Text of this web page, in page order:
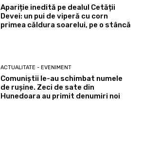
Apariție inedită pe dealul Cetății
Devei: un pui de viperă cu corn
primea căldura soarelui, pe o stâncă
ACTUALITATE - EVENIMENT
Comuniștii le-au schimbat numele
de rușine. Zeci de sate din
Hunedoara au primit denumiri noi